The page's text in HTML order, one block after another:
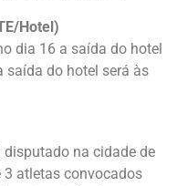
Hotel)
dia 16 a saída do hotel
saída do hotel será às
disputado na cidade de
3 atletas convocados